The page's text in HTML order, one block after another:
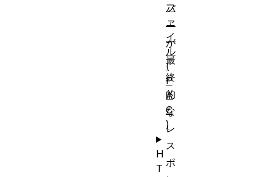
バ
ー
が
最
終
的
な
レ
ス
ポ
フ
ァ
イ
ル
(
P
A
C
)
H
T